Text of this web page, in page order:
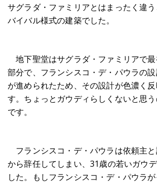
サグラダ・ファミリアとはまったく違
バイバル様式の建築でした。
地下聖堂はサグラダ・ファミリアで
部分で、フランシスコ・デ・パウラの
が進められたため、その設計が色濃く
す。ちょっとガウディらしくないと思
です。
フランシスコ・デ・パウラは依頼主
から辞任してしまい、31歳の若いガウ
した。もしフランシスコ・デ・パウラ